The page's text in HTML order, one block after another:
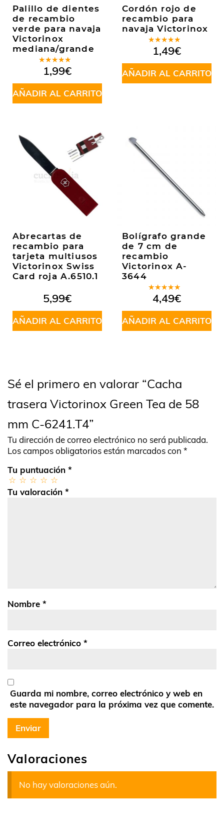
Palillo de dientes
de recambio
verde para navaja
Victorinox
mediana/grande
Valorado
en5.00de
5
1,99€
AÑADIR AL CARRITO
Cordón rojo de
recambio para
navaja Victorinox
Valorado
en5.00de
5
1,49€
AÑADIR AL CARRITO
Abrecartas de
recambio para
tarjeta multiusos
Victorinox Swiss
Card roja A.6510.1
5,99€
AÑADIR AL CARRITO
Bolígrafo grande
de 7 cm de
recambio
Victorinox A-
3644
Valorado
en5.00de
5
4,49€
AÑADIR AL CARRITO
Valoraciones
No hay valoraciones aún.
Sé el primero en valorar “Cacha
trasera Victorinox Green Tea de 58
mm C-6241.T4”
Tu dirección de correo electrónico no será publicada.
Los campos obligatorios están marcados con *
Tu puntuación *
Tu valoración *
Nombre *
Correo electrónico *
Guarda mi nombre, correo electrónico y web en
este navegador para la próxima vez que comente.